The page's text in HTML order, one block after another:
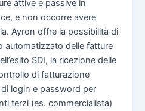
attive e passive in
e non occorre avere
Ayron offre la possibilità di
automatizzato delle fatture
SDI, la ricezione delle
di fatturazione
login e password per
terzi (es. commercialista)